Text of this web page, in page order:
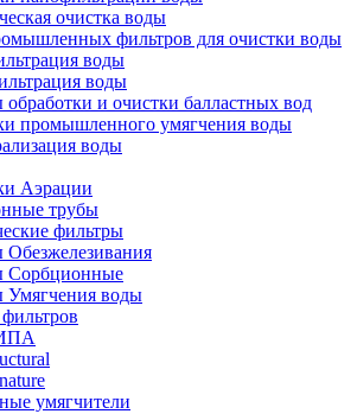
очистка воды
фильтров для очистки воды
воды
воды
и очистки балластных вод
промышленного умягчения воды
воды
Аэрации
трубы
фильтры
Сорбционные
Умягчения воды
умягчители